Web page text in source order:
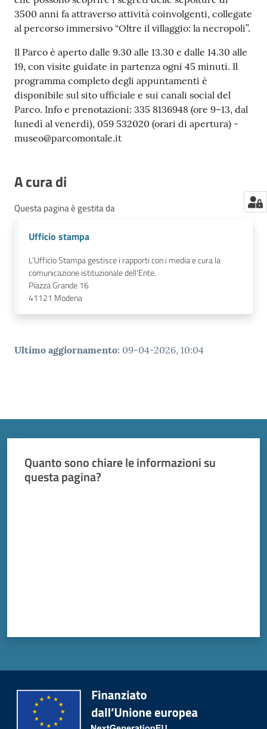
3500 anni fa attraverso attività coinvolgenti, collegate
al percorso immersivo “Oltre il villaggio: la necropoli”.
Il Parco è aperto dalle 9.30 alle 13.30 e dalle 14.30 alle
19, con visite guidate in partenza ogni 45 minuti. Il
programma completo degli appuntamenti è
disponibile sul sito ufficiale e sui canali social del
Parco. Info e prenotazioni: 335 8136948 (ore 9–13, dal
lunedì al venerdì), 059 532020 (orari di apertura) -
museo@parcomontale.it
A cura di
Questa pagina è gestita da
Ufficio stampa
L’Ufficio Stampa gestisce i rapporti con i media e cura la
comunicazione istituzionale dell'Ente.
Piazza Grande 16
41121 Modena
Ultimo aggiornamento: 09-04-2026, 10:04
Quanto sono chiare le informazioni su
questa pagina?